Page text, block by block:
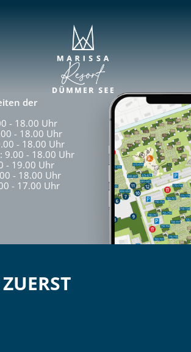
der
- 18.00 Uhr
- 18.00 Uhr
- 18.00 Uhr
9.00 - 18.00 Uhr
- 19.00 Uhr
- 18.00 Uhr
- 17.00 Uhr